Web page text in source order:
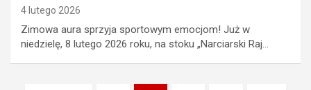
4 lutego 2026
Zimowa aura sprzyja sportowym emocjom! Już w
niedzielę, 8 lutego 2026 roku, na stoku „Narciarski Raj…